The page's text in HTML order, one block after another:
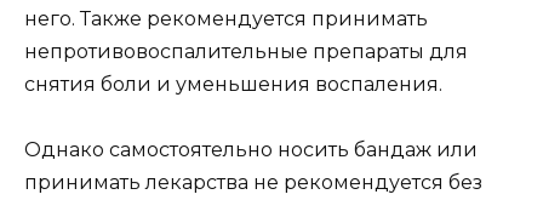
него. Также рекомендуется принимать
непротивовоспалительные препараты для
снятия боли и уменьшения воспаления.
Однако самостоятельно носить бандаж или
принимать лекарства не рекомендуется без